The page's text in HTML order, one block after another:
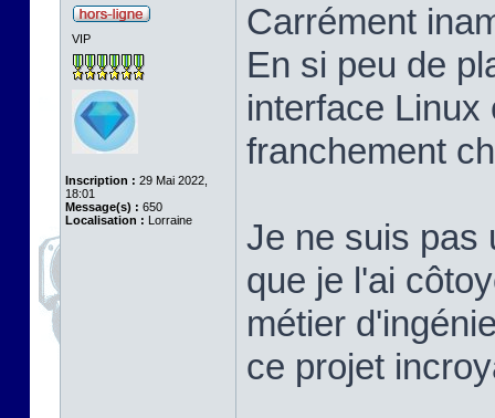
VIP
Inscription : 29 Mai 2022,
18:01
Message(s) : 650
Localisation : Lorraine
Carrément
En si peu de
interface Linux
franchement
Je ne suis pas
que je l'ai
métier
ce projet